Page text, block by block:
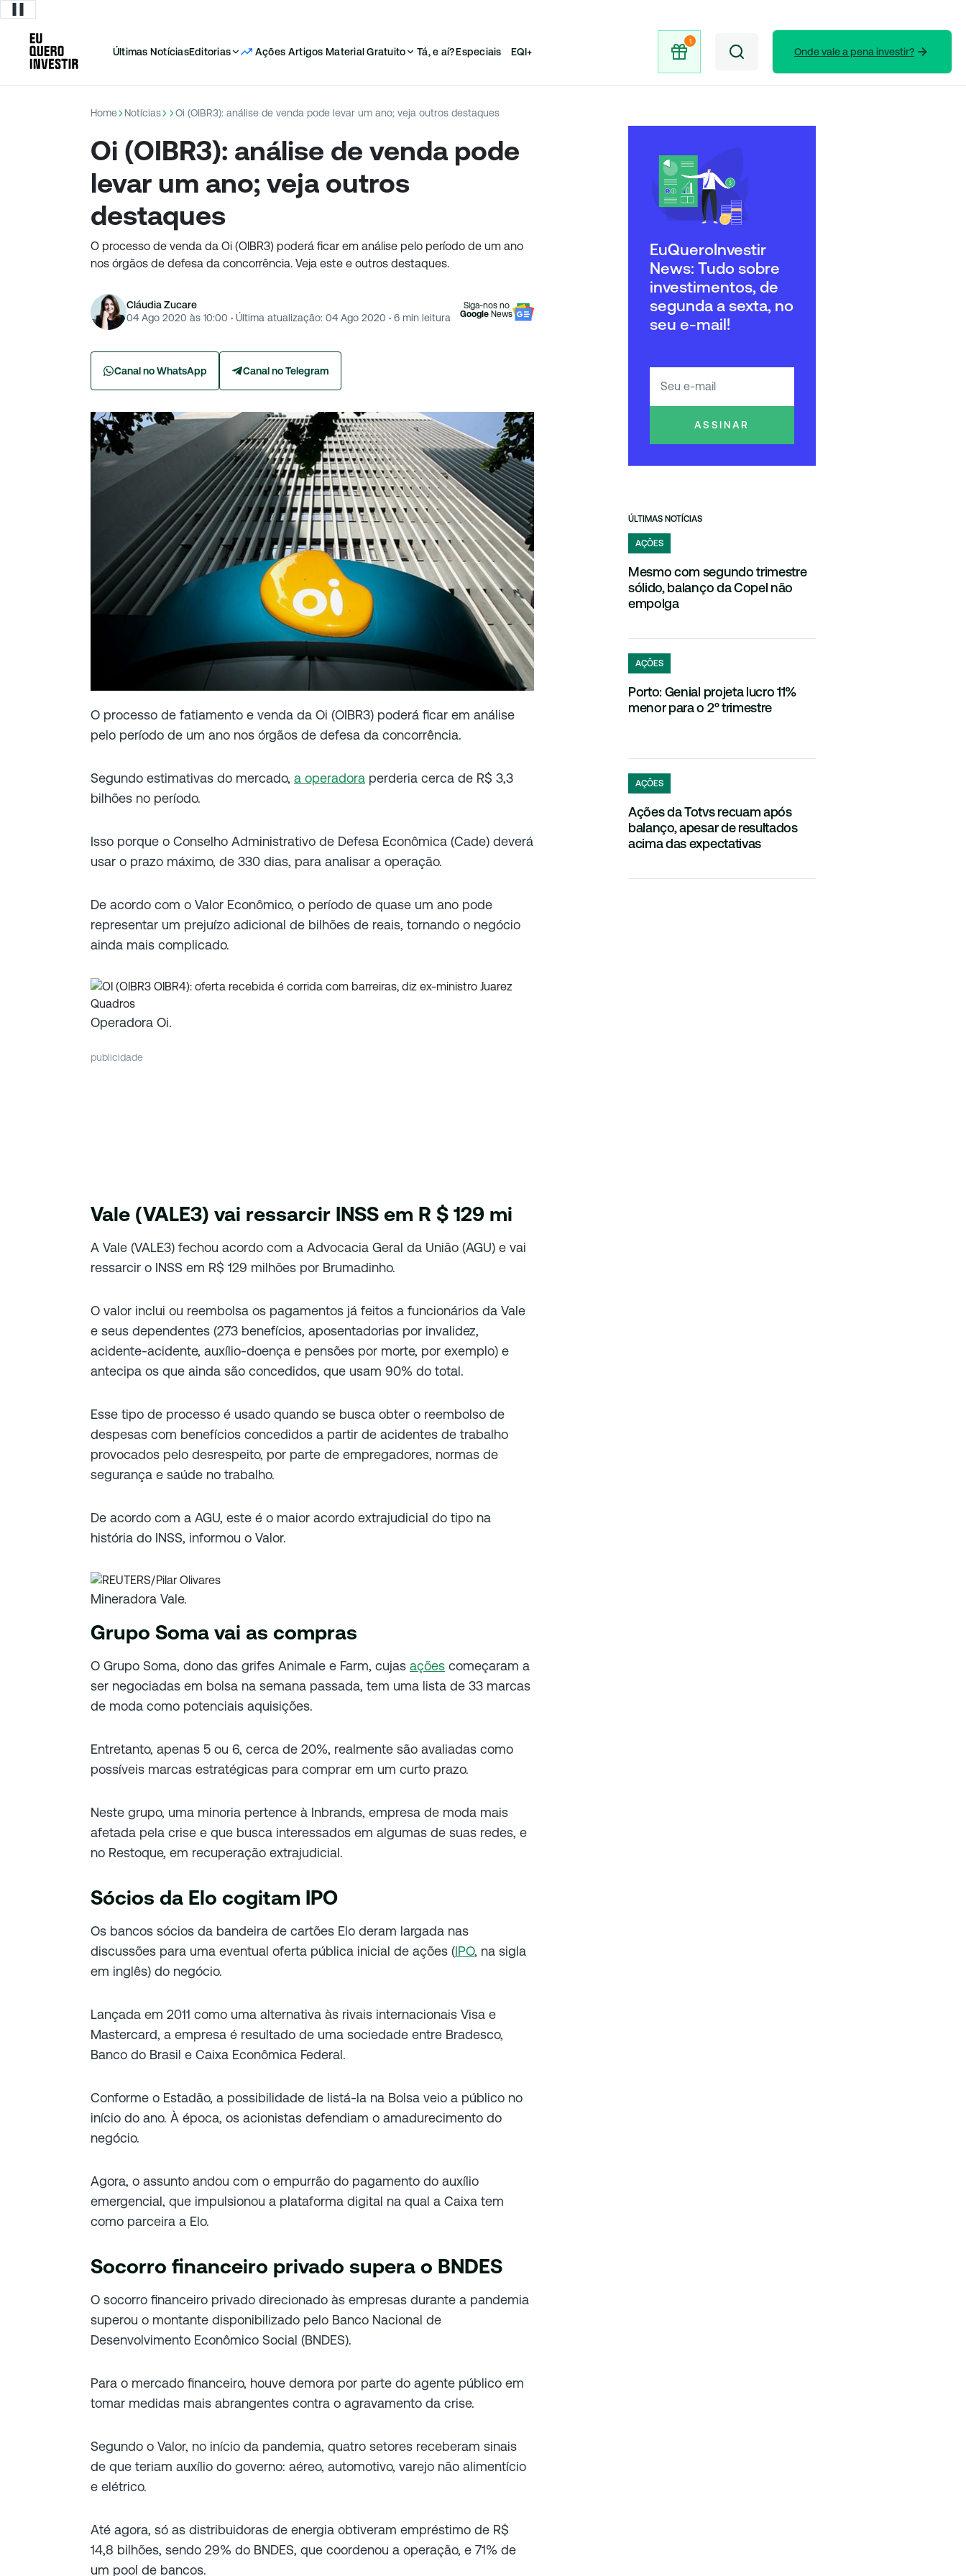
Últimas NotíciasEditorias Ações Artigos Material Gratuito Tá, e aí?Especiais EQI+ Onde vale a pena investir?
Home Notícias Oi (OIBR3): análise de venda pode levar um ano; veja outros destaques
Oi (OIBR3): análise de venda pode
levar um ano; veja outros
destaques
O processo de venda da Oi (OIBR3) poderá ficar em análise pelo período de um ano
nos órgãos de defesa da concorrência. Veja este e outros destaques.
Cláudia Zucare
04 Ago 2020 às 10:00 · Última atualização: 04 Ago 2020 · 6 min leitura
Siga-nos no
Google News
Canal no WhatsApp Canal no Telegram
O processo de fatiamento e venda da Oi (OIBR3) poderá ficar em análise
pelo período de um ano nos órgãos de defesa da concorrência.
Segundo estimativas do mercado, a operadora perderia cerca de R$ 3,3
bilhões no período.
Isso porque o Conselho Administrativo de Defesa Econômica (Cade) deverá
usar o prazo máximo, de 330 dias, para analisar a operação.
De acordo com o Valor Econômico, o período de quase um ano pode
representar um prejuízo adicional de bilhões de reais, tornando o negócio
ainda mais complicado.
Operadora Oi.
publicidade
Vale (VALE3) vai ressarcir INSS em R $ 129 mi
A Vale (VALE3) fechou acordo com a Advocacia Geral da União (AGU) e vai
ressarcir o INSS em R$ 129 milhões por Brumadinho.
O valor inclui ou reembolsa os pagamentos já feitos a funcionários da Vale
e seus dependentes (273 benefícios, aposentadorias por invalidez,
acidente-acidente, auxílio-doença e pensões por morte, por exemplo) e
antecipa os que ainda são concedidos, que usam 90% do total.
Esse tipo de processo é usado quando se busca obter o reembolso de
despesas com benefícios concedidos a partir de acidentes de trabalho
provocados pelo desrespeito, por parte de empregadores, normas de
segurança e saúde no trabalho.
De acordo com a AGU, este é o maior acordo extrajudicial do tipo na
história do INSS, informou o Valor.
Mineradora Vale.
Grupo Soma vai as compras
O Grupo Soma, dono das grifes Animale e Farm, cujas ações começaram a
ser negociadas em bolsa na semana passada, tem uma lista de 33 marcas
de moda como potenciais aquisições.
Entretanto, apenas 5 ou 6, cerca de 20%, realmente são avaliadas como
possíveis marcas estratégicas para comprar em um curto prazo.
Neste grupo, uma minoria pertence à Inbrands, empresa de moda mais
afetada pela crise e que busca interessados ​​em algumas de suas redes, e
no Restoque, em recuperação extrajudicial.
Sócios da Elo cogitam IPO
Os bancos sócios da bandeira de cartões Elo deram largada nas
discussões para uma eventual oferta pública inicial de ações (IPO, na sigla
em inglês) do negócio.
Lançada em 2011 como uma alternativa às rivais internacionais Visa e
Mastercard, a empresa é resultado de uma sociedade entre Bradesco,
Banco do Brasil e Caixa Econômica Federal.
Conforme o Estadão, a possibilidade de listá-la na Bolsa veio a público no
início do ano. À época, os acionistas defendiam o amadurecimento do
negócio.
Agora, o assunto andou com o empurrão do pagamento do auxílio
emergencial, que impulsionou a plataforma digital na qual a Caixa tem
como parceira a Elo.
Socorro financeiro privado supera o BNDES
O socorro financeiro privado direcionado às empresas durante a pandemia
superou o montante disponibilizado pelo Banco Nacional de
Desenvolvimento Econômico Social (BNDES).
Para o mercado financeiro, houve demora por parte do agente público em
tomar medidas mais abrangentes contra o agravamento da crise.
Segundo o Valor, no início da pandemia, quatro setores receberam sinais
de que teriam auxílio do governo: aéreo, automotivo, varejo não alimentício
e elétrico.
Até agora, só as distribuidoras de energia obtiveram empréstimo de R$
14,8 bilhões, sendo 29% do BNDES, que coordenou a operação, e 71% de
um pool de bancos.
EuQueroInvestir
News: Tudo sobre
investimentos, de
segunda a sexta, no
seu e-mail!
ASSINAR
ÚLTIMAS NOTÍCIAS
AÇÕES
Mesmo com segundo trimestre
sólido, balanço da Copel não
empolga
AÇÕES
Porto: Genial projeta lucro 11%
menor para o 2º trimestre
AÇÕES
Ações da Totvs recuam após
balanço, apesar de resultados
acima das expectativas